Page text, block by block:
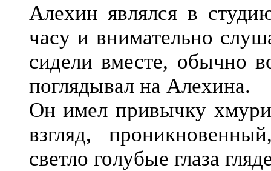
Алехин являлся в
часу и внимательно
сидели вместе, обычно
поглядывал на Алехина.
Он имел привычку
взгляд,
светло голубые глаза